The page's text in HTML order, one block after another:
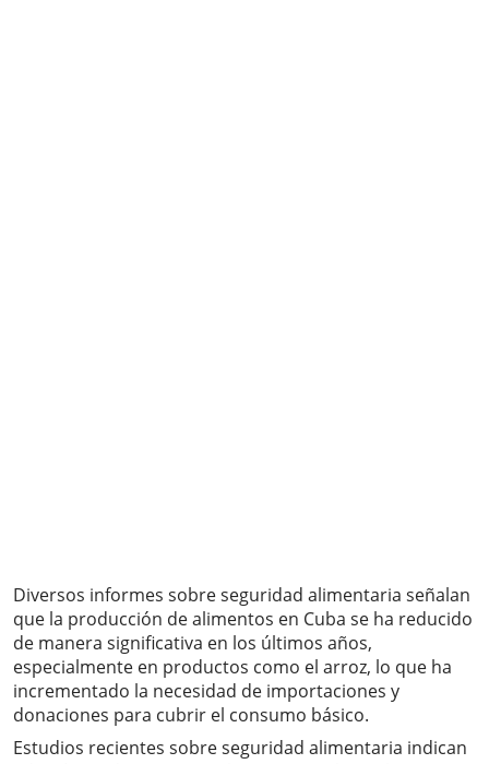
Diversos informes sobre seguridad alimentaria señalan
que la producción de alimentos en Cuba se ha reducido
de manera significativa en los últimos años,
especialmente en productos como el arroz, lo que ha
incrementado la necesidad de importaciones y
donaciones para cubrir el consumo básico.
Estudios recientes sobre seguridad alimentaria indican